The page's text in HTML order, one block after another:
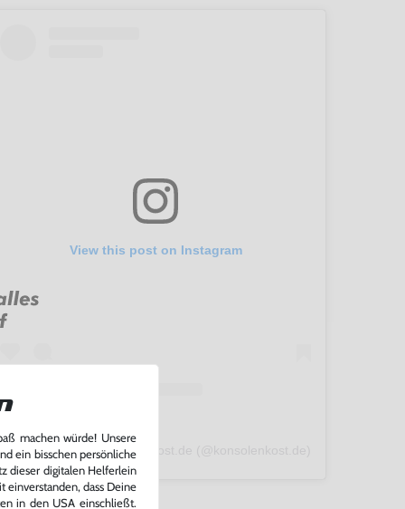
View this post on Instagram
A post shared by konsolenkost.de (@konsolenkost.de)
machen würde! Unsere
ein bisschen persönliche
dieser digitalen Helferlein
einverstanden, dass Deine
in den USA einschließt.